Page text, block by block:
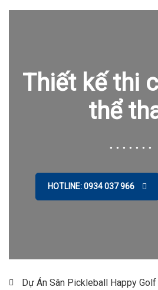
Thiết kế thi
thể
HOTLINE: 0934 037 966
Dự Án Sân Pickleball Happy Golf